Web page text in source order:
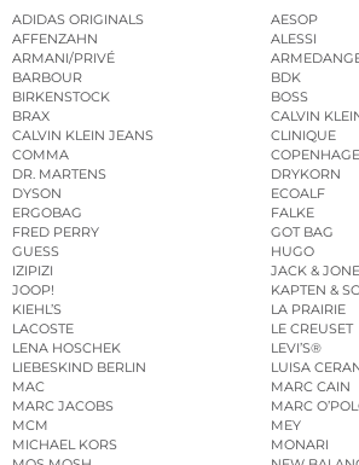
ADIDAS ORIGINALS
AESOP
AFFENZAHN
ALESSI
ARMANI/PRIVÉ
BARBOUR
BDK
BIRKENSTOCK
BOSS
BRAX
CALVIN
CALVIN KLEIN JEANS
CLINIQUE
COMMA
DR. MARTENS
DRYKORN
DYSON
ECOALF
ERGOBAG
FALKE
FRED PERRY
GOT BAG
GUESS
HUGO
IZIPIZI
JACK &
JOOP!
KAPTEN &
KIEHL’S
LA PRAIRIE
LACOSTE
LE CREUSET
LENA HOSCHEK
LEVI’S®
LIEBESKIND BERLIN
LUISA
MAC
MARC CAIN
MARC JACOBS
MARC
MCM
MEY
MICHAEL KORS
MONARI